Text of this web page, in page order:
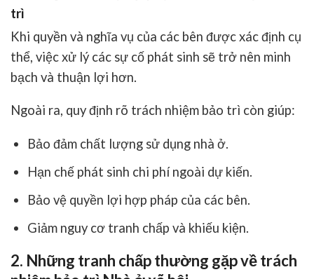
trì
Khi quyền và nghĩa vụ của các bên được xác định cụ
thể, việc xử lý các sự cố phát sinh sẽ trở nên minh
bạch và thuận lợi hơn.
Ngoài ra, quy định rõ trách nhiệm bảo trì còn giúp:
Bảo đảm chất lượng sử dụng nhà ở.
Hạn chế phát sinh chi phí ngoài dự kiến.
Bảo vệ quyền lợi hợp pháp của các bên.
Giảm nguy cơ tranh chấp và khiếu kiện.
2. Những tranh chấp thường gặp về trách